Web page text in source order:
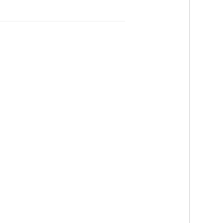
행한다.4. 증감식을